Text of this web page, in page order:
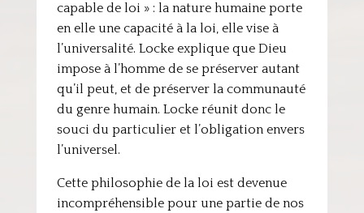
capable de loi » : la nature humaine porte
en elle une capacité à la loi, elle vise à
l’universalité. Locke explique que Dieu
impose à l’homme de se préserver autant
qu’il peut, et de préserver la communauté
du genre humain. Locke réunit donc le
souci du particulier et l’obligation envers
l’universel.
Cette philosophie de la loi est devenue
incompréhensible pour une partie de nos